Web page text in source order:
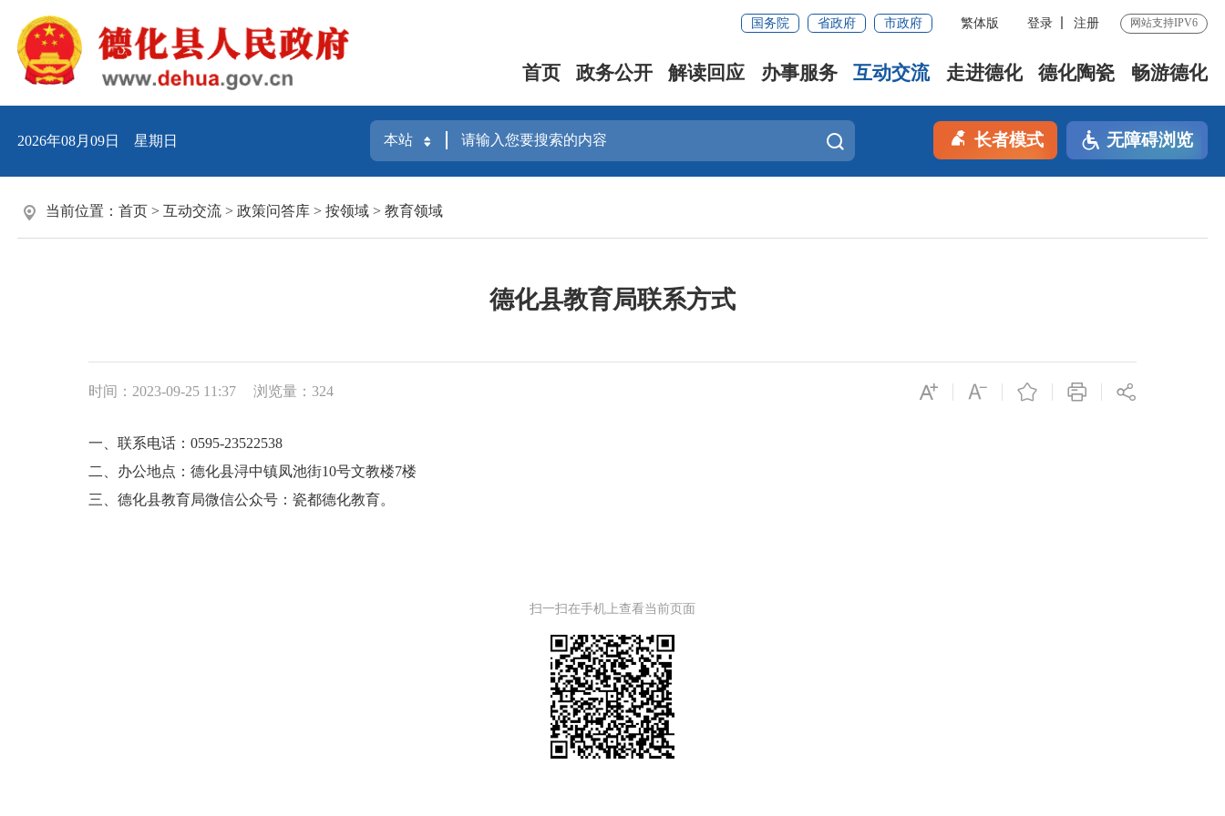
国务院 省政府 市政府 繁体版 登录 注册 网站支持IPV6
首页 政务公开 解读回应 办事服务 互动交流 走进德化 德化陶瓷 畅游德化
2026年08月09日 星期日 长者模式 无障碍浏览
当前位置： 首页 > 互动交流 > 政策问答库 > 按领域 > 教育领域
德化县教育局联系方式
时间：2023-09-25 11:37 浏览量： 324
一、联系电话：0595-23522538
二、办公地点：德化县浔中镇凤池街10号文教楼7楼
三、德化县教育局微信公众号：瓷都德化教育。
扫一扫在手机上查看当前页面